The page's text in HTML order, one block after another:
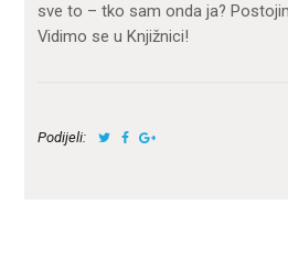
sve to – tko sam onda ja?
Vidimo se u Knjižnici!
Podijeli: